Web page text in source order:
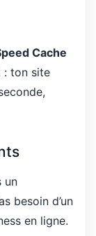
Cache
: ton site
un
besoin d’un
en ligne.